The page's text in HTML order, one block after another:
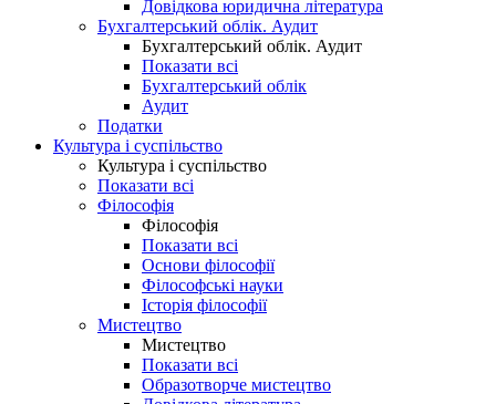
Довідкова юридична література
Бухгалтерський облік. Аудит
Бухгалтерський облік. Аудит
Показати всі
Бухгалтерський облік
Аудит
Податки
Культура і суспільство
Культура і суспільство
Показати всі
Філософія
Філософія
Показати всі
Основи філософії
Філософські науки
Історія філософії
Мистецтво
Мистецтво
Показати всі
Образотворче мистецтво